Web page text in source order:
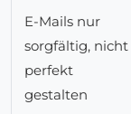
E-Mails nur
sorgfältig, nicht
perfekt
gestalten